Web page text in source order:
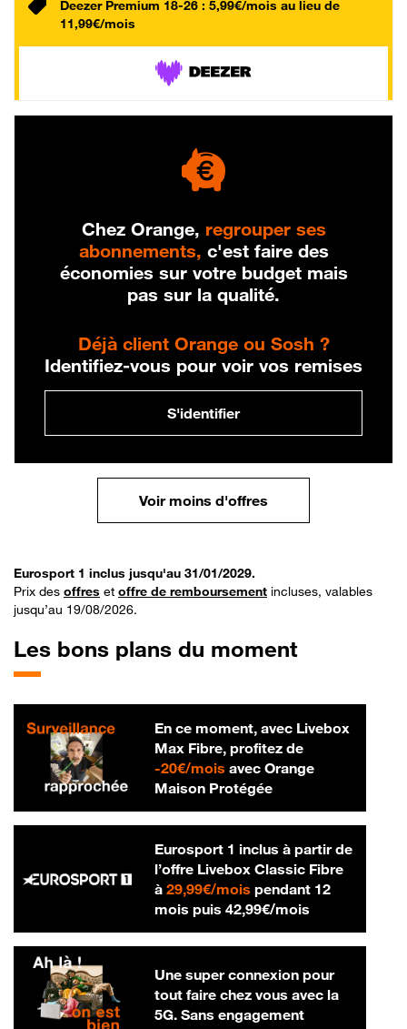
Deezer Premium 18-26 : 5,99€/mois au lieu de
11,99€/mois
Chez Orange, regrouper ses
abonnements, c'est faire des
économies sur votre budget mais
pas sur la qualité.
Déjà client Orange ou Sosh ?
Identifiez-vous pour voir vos remises
S'identifier
Voir moins d'offres
Eurosport 1 inclus jusqu'au 31/01/2029.
Prix des offres et offre de remboursement incluses, valables
jusqu’au 19/08/2026.
Les bons plans du moment
En ce moment, avec Livebox
Max Fibre, profitez de
-20€/mois20 € par mois
avec Orange
Maison Protégée
Eurosport 1 inclus à partir de
l’offre Livebox Classic Fibre
à 29,99€/mois29,99 € par mois
pendant 12
mois puis 42,99€/mois42,99 € par
Une super connexion pour
tout faire chez vous avec la
5G. Sans engagement